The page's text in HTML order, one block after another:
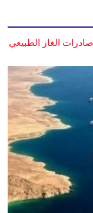
الغاز الطبيعي